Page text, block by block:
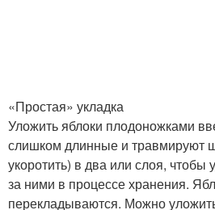
«Простая» укладка
Уложить яблоки плодоножками
слишком длинные и травмируют
укоротить) в два или слоя,
за ними в процессе хранения.
перекладываются. Можно